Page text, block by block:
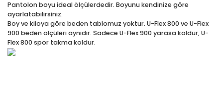
Pantolon boyu ideal ölçülerdedir. Boyunu kendinize göre
ayarlatabilirsiniz.
Boy ve kiloya göre beden tablomuz yoktur. U-Flex 800 ve U-Flex
900 beden ölçüleri aynıdır. Sadece U-Flex 900 yarasa koldur, U-
Flex 800 spor takma koldur.